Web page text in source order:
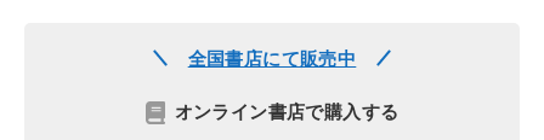
全国書店にて販売中
オンライン書店で購入する